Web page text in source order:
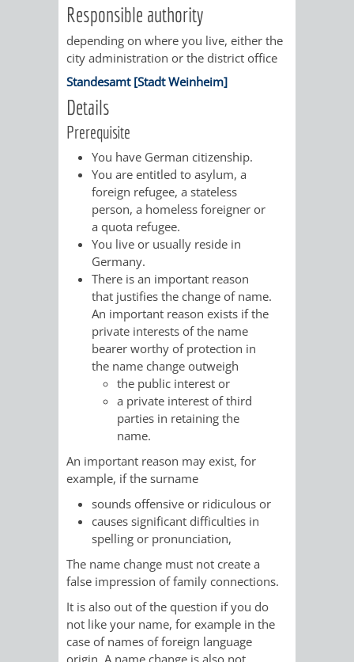
DER
UNTEREN
DENKMALSCHUTZBEHÖRDE
SATZUNGEN
IM
GENEHMIGUNGSVERFAHREN
TAG
DES
OFFENEN
DENKMALS
BAUPLÄTZE
VERKAUF
STÄDTISCHER
/
LIEGENSCHAFTEN
ABWASSERBESEITIGUNG
ERSCHLIESSUNGSBEITRAG
ANTRAGSVERFAHREN
VERMIETE
DOCH
DEINE
WIEDERVERMIETUNGSPRÄMIE
BÜRGERMEISTER
/
ÄMTER
BAURECHT
FÜR
BÄDER
GEBÄUDEBETRIEB
AMT
Responsible authority
depending on where you live, either the
city administration or the district office
Standesamt [Stadt Weinheim]
Details
Prerequisite
You have German citizenship.
You are entitled to asylum, a
foreign refugee, a stateless
person, a homeless foreigner or
a quota refugee.
You live or usually reside in
Germany.
There is an important reason
that justifies the change of name.
An important reason exists if the
private interests of the name
bearer worthy of protection in
the name change outweigh
the public interest or
a private interest of third
parties in retaining the
name.
An important reason may exist, for
example, if the surname
sounds offensive or ridiculous or
causes significant difficulties in
spelling or pronunciation,
The name change must not create a
false impression of family connections.
It is also out of the question if you do
not like your name, for example in the
case of names of foreign language
origin. A name change is also not